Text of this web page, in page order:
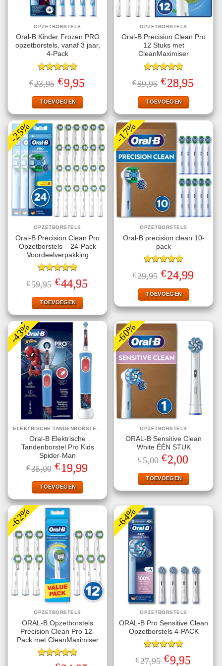
OPZETBORSTELS
Oral-B Kinder Frozen PRO
opzetborstels, vanaf 3 jaar,
4-Pack
Gewaardeerd
4.67uit 5
€23,95 Oorspronkelijke
prijs
was:
€23,95.
€9,95prijs
TOEVOEGEN
OPZETBORSTELS
Oral-B Precision Clean Pro
12 Stuks met
CleanMaximiser
Gewaardeerd
4.75uit 5
€59,95 Oorspronkelijke
prijs
was:
€59,95.
€28,95prijs
TOEVOEGEN
-25%
OPZETBORSTELS
Oral-B Precision Clean Pro
Opzetborstels – 24-Pack
Voordeelverpakking
Gewaardeerd
5.00uit 5
€59,95 Oorspronkelijke
prijs
was:
€59,95.
€44,95prijs
TOEVOEGEN
-17%
OPZETBORSTELS
Oral-B precision clean 10-
pack
Gewaardeerd
4.70uit 5
€29,95 Oorspronkelijke
prijs
was:
€29,95.
€24,99Huidige
prijs
TOEVOEGEN
-43%
Oral-B Elektrische
Tandenborstel Pro Kids
Spider-Man
€35,00 Oorspronkelijke
prijs
was:
€35,00.
€19,99Huidige
prijs
TOEVOEGEN
-60%
OPZETBORSTELS
ORAL-B Sensitive Clean
White ÉÉN STUK
€5,00 Oorspronkelijke
prijs
was:
€5,00.
€2,00
is:
€2,00.
TOEVOEGEN
-62%
OPZETBORSTELS
ORAL-B Opzetborstels
Precision Clean Pro 12-
Pack met CleanMaximiser
Gewaardeerd
-64%
OPZETBORSTELS
ORAL-B Pro Sensitive Clean
Opzetborstels 4-PACK
Gewaardeerd
4.75uit 5
€27,95 Oorspronkelijke
€9,95